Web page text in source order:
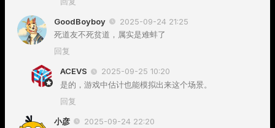
GoodBoyboy
2025-09-24 21:25
死道友不死贫道，属实是难蚌了
回复
ACEVS
2025-09-25 10:20
是的，游戏中估计也能模拟出来这个场景。
回复
小彦
2025-09-24 22:20